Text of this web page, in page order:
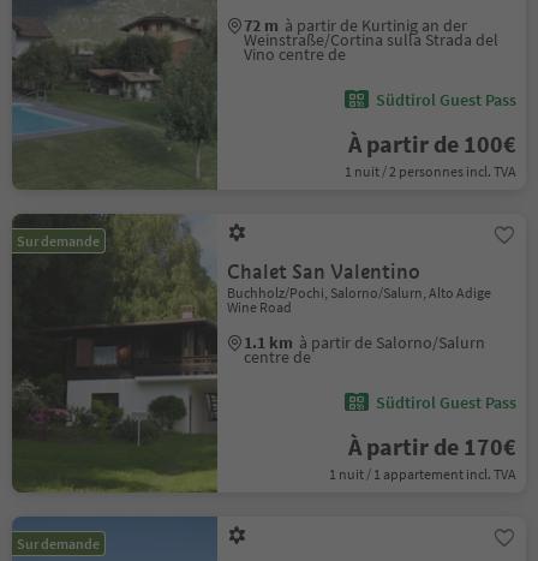
72 m à partir de Kurtinig an der
Weinstraße/Cortina sulla Strada del
Vino centre de
Südtirol Guest Pass
À partir de 100€
1 nuit / 2 personnes incl. TVA
Sur demande
Chalet San Valentino
Buchholz/Pochi, Salorno/Salurn, Alto Adige
Wine Road
1.1 km à partir de Salorno/Salurn
centre de
Südtirol Guest Pass
À partir de 170€
1 nuit / 1 appartement incl. TVA
Sur demande